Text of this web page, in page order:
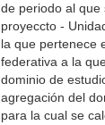
de periodo al que se hace
proyeccto - Unidad de observación - Clave de la entidad federativa a
la que pertenece el dominio
federativa a la que
dominio de estudio - Descripción del dominio de estudio -
agregación del dominio de estudio
para la cual se calcula el CV - Parámetro